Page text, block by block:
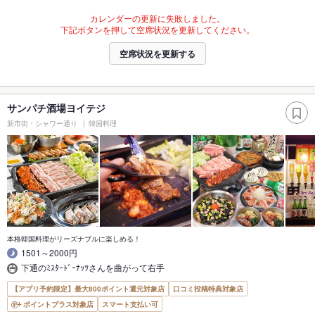
カレンダーの更新に失敗しました。
下記ボタンを押して空席状況を更新してください。
空席状況を更新する
サンパチ酒場ヨイテジ
新市街・シャワー通り 韓国料理
本格韓国料理がリーズナブルに楽しめる！
1501～2000円
下通のﾐｽﾀｰﾄﾞｰﾅｯﾂさんを曲がって右手
【アプリ予約限定】最大800ポイント還元対象店
口コミ投稿特典対象店
ポイントプラス対象店
スマート支払い可